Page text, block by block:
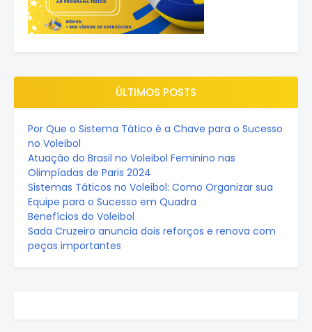
ÚLTIMOS POSTS
Por Que o Sistema Tático é a Chave para o Sucesso
no Voleibol
Atuação do Brasil no Voleibol Feminino nas
Olimpíadas de Paris 2024
Sistemas Táticos no Voleibol: Como Organizar sua
Equipe para o Sucesso em Quadra
Benefícios do Voleibol
Sada Cruzeiro anuncia dois reforços e renova com
peças importantes